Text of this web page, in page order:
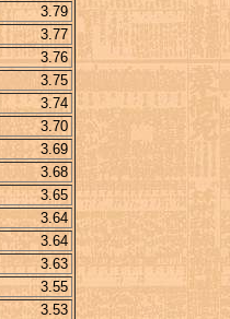
3.79
3.77
3.76
3.75
3.74
3.70
3.69
3.68
3.65
3.64
3.64
3.63
3.55
3.53